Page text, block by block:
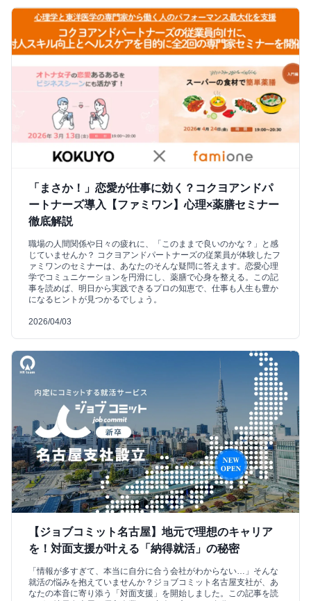
「まさか！」恋愛が仕事に効く？コクヨアンドパ
ートナーズ導入【ファミワン】心理×薬膳セミナー
徹底解説
職場の人間関係や日々の疲れに、「このままで良いのかな？」と感
じていませんか？ コクヨアンドパートナーズの従業員が体験したフ
ァミワンのセミナーは、あなたのそんな疑問に答えます。恋愛心理
学でコミュニケーションを円滑にし、薬膳で心身を整える。この記
事を読めば、明日から実践できるプロの知恵で、仕事も人生も豊か
になるヒントが見つかるでしょう。
2026/04/03
【ジョブコミット名古屋】地元で理想のキャリア
を！対面支援が叶える「納得就活」の秘密
「情報が多すぎて、本当に自分に合う会社がわからない…」そんな
就活の悩みを抱えていませんか？ジョブコミット名古屋支社が、あ
なたの本音に寄り添う「対面支援」を開始しました。この記事を読